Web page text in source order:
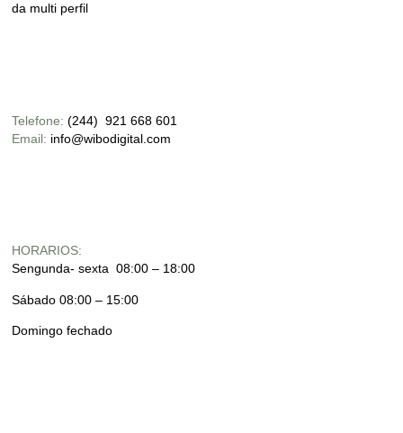
HORARIOS:
Sengunda- sexta 08:00 – 18:00
Sábado 08:00 – 15:00
Domingo fechado
Telefone:(244) 921 668 601
Email: info@wibodigital.com
da multi perfil